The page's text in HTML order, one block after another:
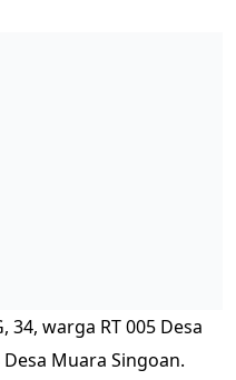
warga RT 005 Desa
Muara Singoan.